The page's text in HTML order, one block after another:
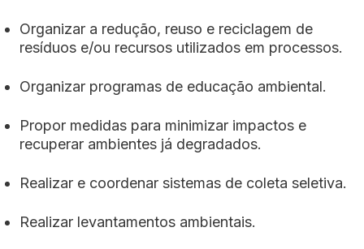
Organizar a redução, reuso e reciclagem de
resíduos e/ou recursos utilizados em processos.
Organizar programas de educação ambiental.
Propor medidas para minimizar impactos e
recuperar ambientes já degradados.
Realizar e coordenar sistemas de coleta seletiva.
Realizar levantamentos ambientais.